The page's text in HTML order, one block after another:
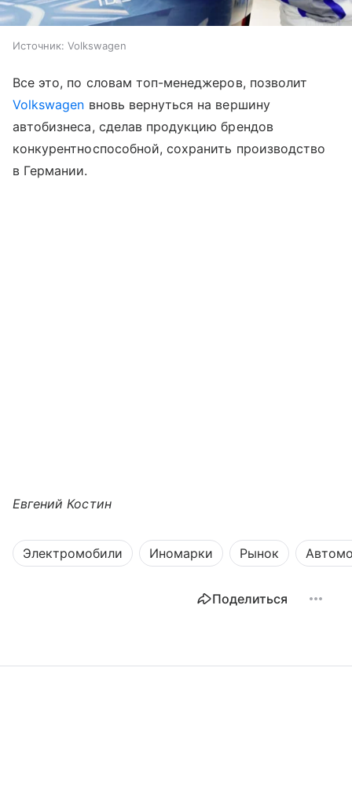
Источник: Volkswagen
Все это, по словам топ-менеджеров, позволит
Volkswagen вновь вернуться на вершину
автобизнеса, сделав продукцию брендов
конкурентноспособной, сохранить производство
в Германии.
Евгений Костин
Электромобили Иномарки Рынок
Поделиться